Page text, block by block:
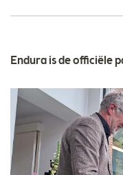
Endura is de officiële